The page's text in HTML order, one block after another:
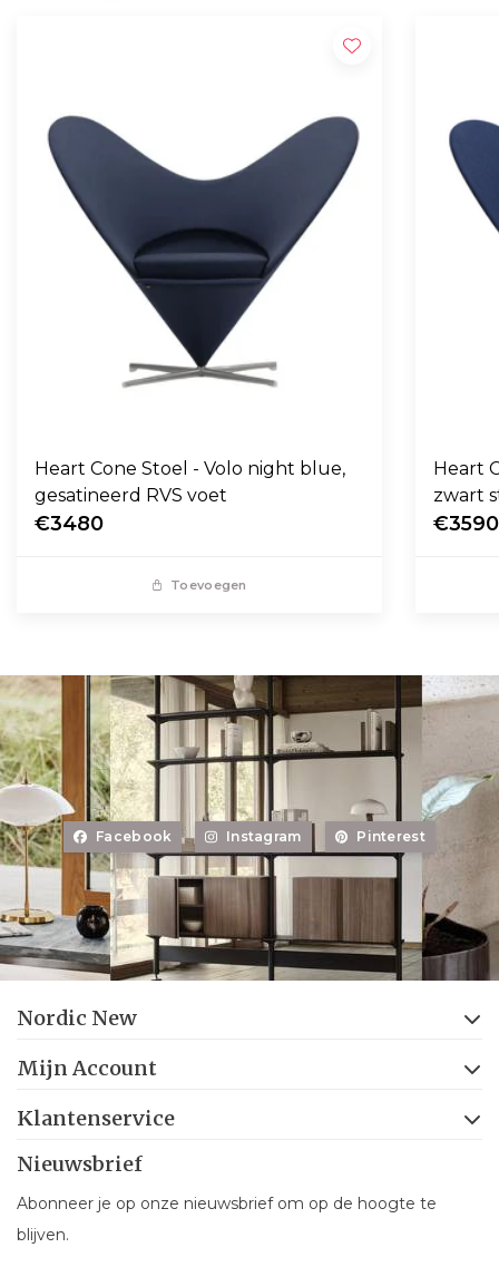
Heart Cone Stoel - Volo night blue,
gesatineerd RVS voet
€3480
Toevoegen
Heart
zwart
€3590
Facebook Instagram Pinterest
Nordic New
Mijn Account
Klantenservice
Nieuwsbrief
Abonneer je op onze nieuwsbrief om op de hoogte te
blijven.